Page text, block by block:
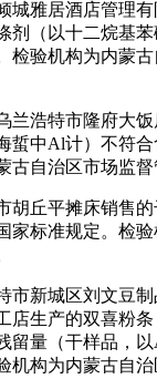
雅居酒店管理有
剂（以十二烷基
检验机构为内蒙
浩特市隆府大饭
蜇中Al计）不符
古自治区市场监督
丘平摊床销售的
家标准规定。检
新城区刘文豆制
店生产的双喜粉
留量（干样品，
机构为内蒙古自